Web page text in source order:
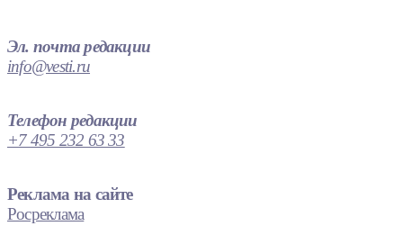
Эл. почта редакции
info@vesti.ru
Телефон редакции
+7 495 232 63 33
Реклама на сайте
Росреклама